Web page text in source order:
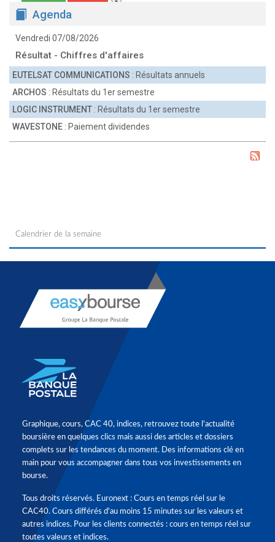
Agenda
Vendredi 07/08/2026
Résultat - Chiffres d'affaires
EUTELSAT COMMUNICATIONS : Résultats annuels
ARCHOS : Résultats du 1er semestre
LOGIC INSTRUMENT : Résultats du 1er semestre
WAVESTONE : Paiement dividendes
Calendrier de la semaine
Graphique, cours, CAC 40, indices, retrouvez toute l'actualité
boursière en quelques clics mais aussi des articles et dossiers
complets sur les tendances du moment. Des informations clé en
main pour vous accompagner dans tous vos investissements en
bourse.
Tous droits réservés. Euronext : Cours en temps réel sur le
CAC40. Cours différés d'au moins 15 minutes sur les valeurs et
autres indices. Pour les clients connectés : cours en temps réel sur
toutes valeurs et indices.